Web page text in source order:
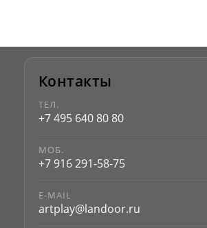
Контакты
ТЕЛ.
+7 495 640 80 80
МОБ.
+7 916 291-58-75
E-MAIL
artplay@landoor.ru